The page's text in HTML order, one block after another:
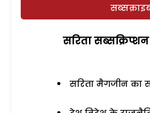
सरिता
सरिता मैगजीन का